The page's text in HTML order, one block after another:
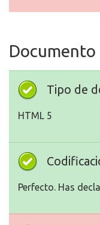
Documento
Tipo de
HTML 5
Perfecto. Has